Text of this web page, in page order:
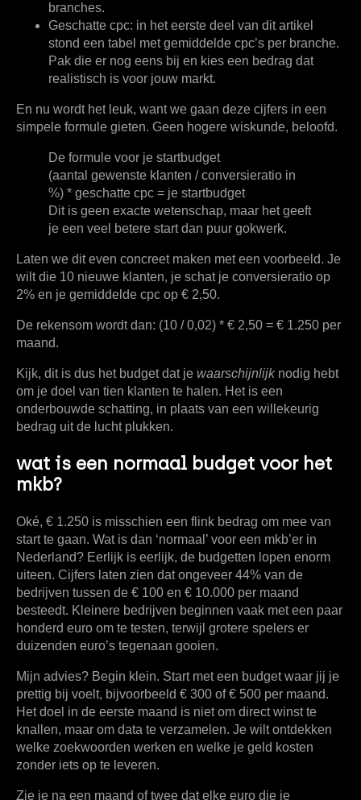
branches.
Geschatte cpc: in het eerste deel van dit artikel
stond een tabel met gemiddelde cpc’s per branche.
Pak die er nog eens bij en kies een bedrag dat
realistisch is voor jouw markt.
En nu wordt het leuk, want we gaan deze cijfers in een
simpele formule gieten. Geen hogere wiskunde, beloofd.
De formule voor je startbudget
(aantal gewenste klanten / conversieratio in
%) * geschatte cpc = je startbudget
Dit is geen exacte wetenschap, maar het geeft
je een veel betere start dan puur gokwerk.
Laten we dit even concreet maken met een voorbeeld. Je
wilt die 10 nieuwe klanten, je schat je conversieratio op
2% en je gemiddelde cpc op € 2,50.
De rekensom wordt dan: (10 / 0,02) * € 2,50 = € 1.250 per
maand.
Kijk, dit is dus het budget dat je waarschijnlijknodig hebt
om je doel van tien klanten te halen. Het is een
onderbouwde schatting, in plaats van een willekeurig
bedrag uit de lucht plukken.
wat is een normaal budget voor het
mkb?
Oké, € 1.250 is misschien een flink bedrag om mee van
start te gaan. Wat is dan ‘normaal’ voor een mkb’er in
Nederland? Eerlijk is eerlijk, de budgetten lopen enorm
uiteen. Cijfers laten zien dat ongeveer 44% van de
bedrijven tussen de € 100 en € 10.000 per maand
besteedt. Kleinere bedrijven beginnen vaak met een paar
honderd euro om te testen, terwijl grotere spelers er
duizenden euro’s tegenaan gooien.
Mijn advies? Begin klein. Start met een budget waar jij je
prettig bij voelt, bijvoorbeeld € 300 of€ 500 per maand.
Het doel in de eerste maand is niet om direct winst te
knallen, maar om data te verzamelen. Je wilt ontdekken
welke zoekwoorden werken en welke je geld kosten
zonder iets op te leveren.
Zie je na een maand of twee dat elke euro die je